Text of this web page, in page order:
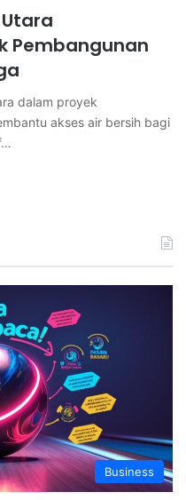
Pembangunan
dalam proyek
akses air bersih bagi
Business